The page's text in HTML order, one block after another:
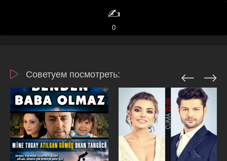
✍️
0
Советуем посмотреть: